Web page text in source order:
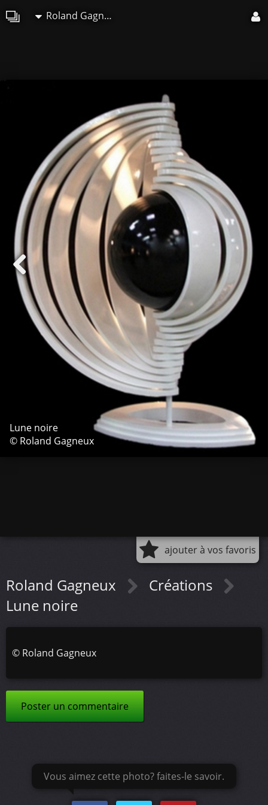
Roland Gagneux
Lune noire
© Roland Gagneux
ajouter à vos favoris
Roland Gagneux
Créations
Lune noire
© Roland Gagneux
Poster un commentaire
Vous aimez cette photo? faites-le savoir.